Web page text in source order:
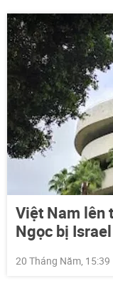
Việt Nam lên
Ngọc bị
20 Tháng Năm, 15:39